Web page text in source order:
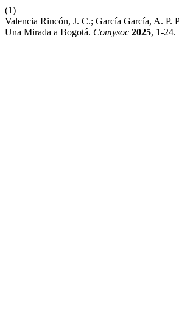
(1)
Valencia Rincón, J. C.; García García, A.
Una Mirada a Bogotá. Comysoc 2025, 1-24.